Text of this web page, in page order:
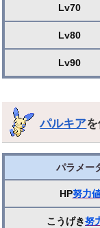
Lv70
Lv80
Lv90
パルキア
パラメー
HP努力
こうげき努